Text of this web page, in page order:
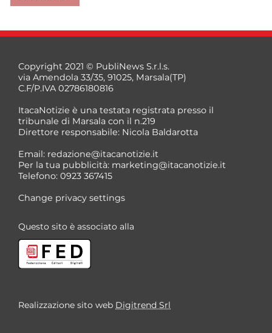
Copyright 2021 © PubliNews S.r.l.s.
via Amendola 33/35, 91025, Marsala(TP)
C.F/P.IVA 02786180816
ItacaNotizie è una testata registrata presso il
tribunale di Marsala con il n.219
Direttore responsabile: Nicola Baldarotta
Email: redazione@itacanotizie.it
Per la tua pubblicità: marketing@itacanotizie.it
Telefono: 0923 367415
Change privacy settings
Questo sito è associato alla
Realizzazione sito web Digitrend Srl